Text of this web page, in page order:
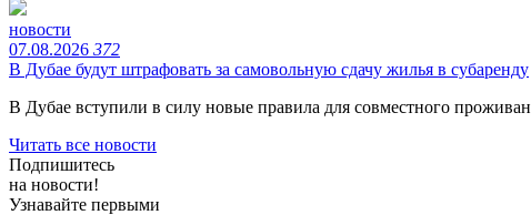
новости
07.08.2026 372
​В Дубае будут штрафовать за самовольную сдачу жилья в субаренду
В Дубае вступили в силу новые правила для совместного
Читать все новости
Подпишитесь
на новости!
Узнавайте первыми